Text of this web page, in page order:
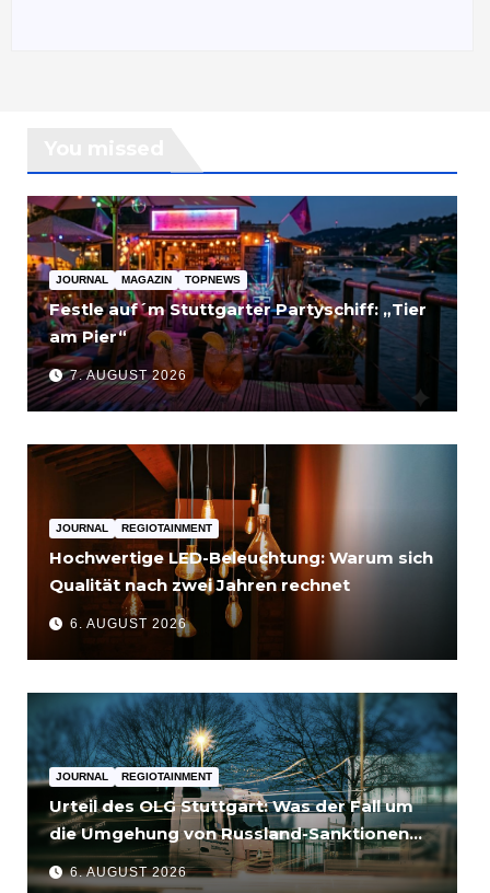
JOURNAL MAGAZIN TOPNEWS
Festle auf´m Stuttgarter Partyschiff: „Tier
am Pier“
7. AUGUST 2026
JOURNAL REGIOTAINMENT
Hochwertige LED-Beleuchtung: Warum sich
Qualität nach zwei Jahren rechnet
6. AUGUST 2026
JOURNAL REGIOTAINMENT
Urteil des OLG Stuttgart: Was der Fall um
die Umgehung von Russland-Sanktionen
für Unternehmen bedeutet
6. AUGUST 2026